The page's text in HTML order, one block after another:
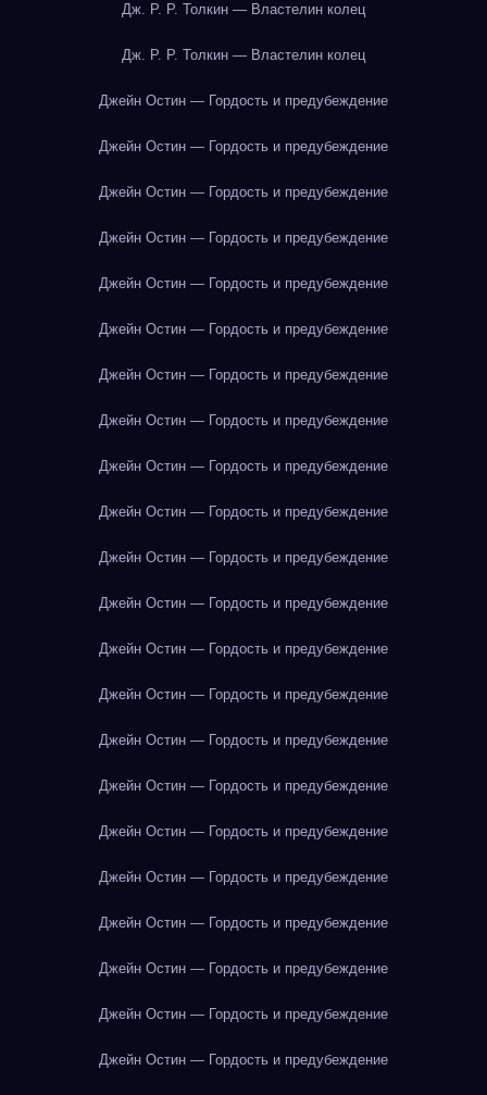
Дж. Р. Р. Толкин — Властелин колец
Дж. Р. Р. Толкин — Властелин колец
Джейн Остин — Гордость и предубеждение
Джейн Остин — Гордость и предубеждение
Джейн Остин — Гордость и предубеждение
Джейн Остин — Гордость и предубеждение
Джейн Остин — Гордость и предубеждение
Джейн Остин — Гордость и предубеждение
Джейн Остин — Гордость и предубеждение
Джейн Остин — Гордость и предубеждение
Джейн Остин — Гордость и предубеждение
Джейн Остин — Гордость и предубеждение
Джейн Остин — Гордость и предубеждение
Джейн Остин — Гордость и предубеждение
Джейн Остин — Гордость и предубеждение
Джейн Остин — Гордость и предубеждение
Джейн Остин — Гордость и предубеждение
Джейн Остин — Гордость и предубеждение
Джейн Остин — Гордость и предубеждение
Джейн Остин — Гордость и предубеждение
Джейн Остин — Гордость и предубеждение
Джейн Остин — Гордость и предубеждение
Джейн Остин — Гордость и предубеждение
Джейн Остин — Гордость и предубеждение